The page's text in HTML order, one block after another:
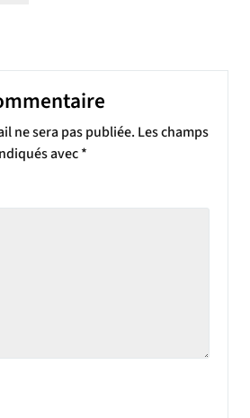
ne sera pas publiée. Les champs
avec*